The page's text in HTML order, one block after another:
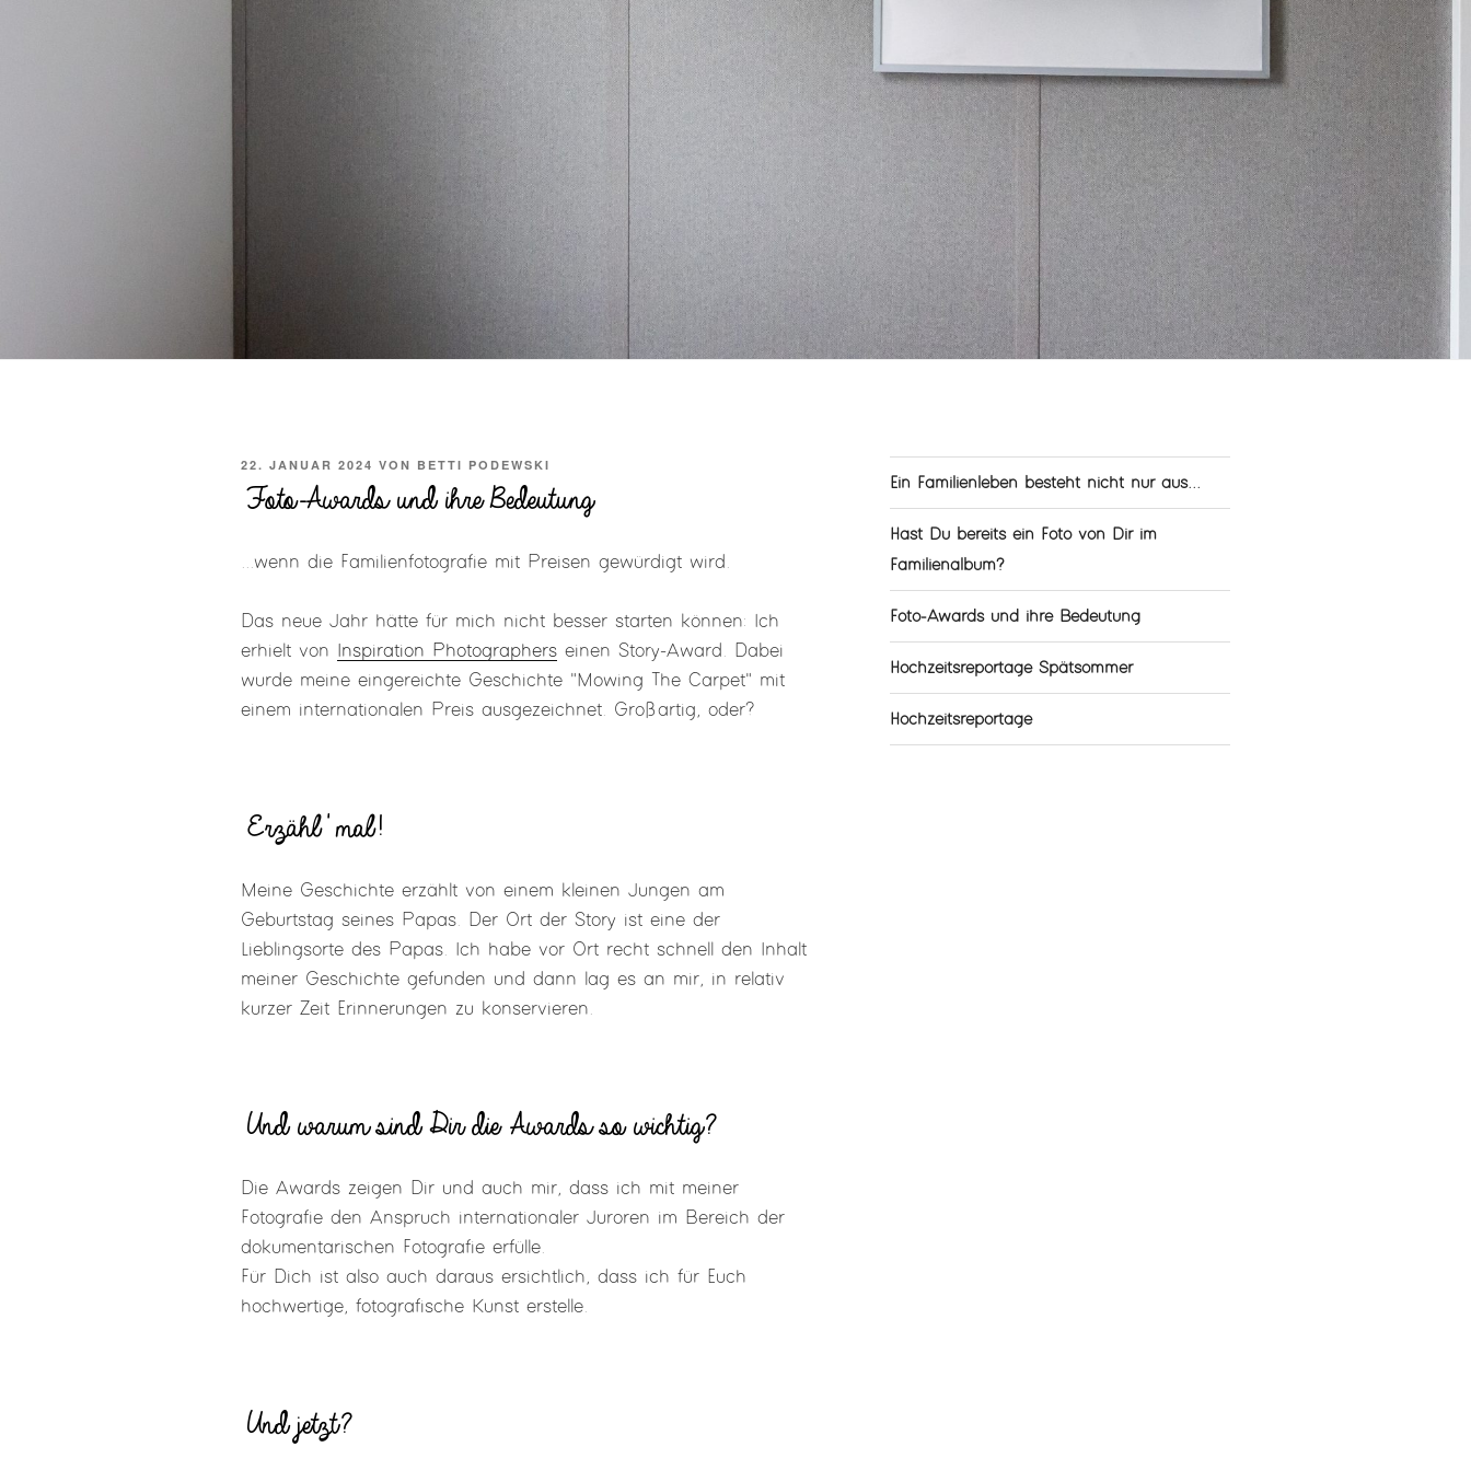
VERÖFFENTLICHT
22. JANUAR 2024 VON BETTI PODEWSKI
Foto-Awards und ihre Bedeutung
...wenn die Familienfotografie mit Preisen gewürdigt wird.
Das neue Jahr hätte für mich nicht besser starten können: Ich
erhielt von
Inspiration Photographers einen Story-Award. Dabei
wurde meine eingereichte Geschichte "Mowing The Carpet" mit
einem internationalen Preis ausgezeichnet. Großartig, oder?
Erzähl' mal!
Meine Geschichte erzählt von einem kleinen Jungen am
Geburtstag seines Papas. Der Ort der Story ist eine der
Lieblingsorte des Papas. Ich habe vor Ort recht schnell den Inhalt
meiner Geschichte gefunden und dann lag es an mir, in relativ
kurzer Zeit Erinnerungen zu konservieren.
Und warum sind Dir die Awards so wichtig?
Die Awards zeigen Dir und auch mir, dass ich mit meiner
Fotografie den Anspruch internationaler Juroren im Bereich der
dokumentarischen Fotografie erfülle.
Für Dich ist also auch daraus ersichtlich, dass ich für Euch
hochwertige, fotografische Kunst erstelle.
Und jetzt?
Ein Familienleben besteht nicht nur aus...
Hast Du bereits ein Foto von Dir im
Familienalbum?
Foto-Awards und ihre Bedeutung
Hochzeitsreportage Spätsommer
Hochzeitsreportage